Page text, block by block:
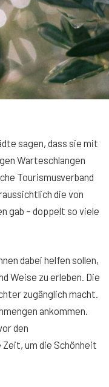
sagen, dass sie mit
Warteschlangen
Tourismusverband
die von
gab – doppelt so viele
dabei helfen sollen,
Weise zu erleben. Die
zugänglich macht.
ankommen.
den
Zeit, um die Schönheit